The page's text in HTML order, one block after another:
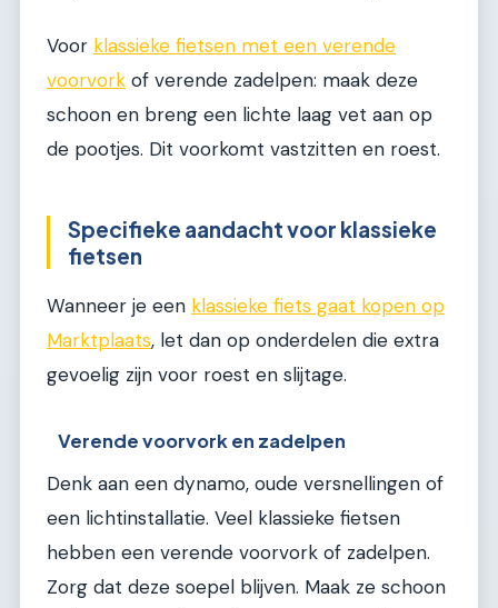
Voor klassieke fietsen met een verende
voorvork of verende zadelpen: maak deze
schoon en breng een lichte laag vet aan op
de pootjes. Dit voorkomt vastzitten en roest.
Specifieke aandacht voor klassieke
fietsen
Wanneer je een klassieke fiets gaat kopen op
Marktplaats, let dan op onderdelen die extra
gevoelig zijn voor roest en slijtage.
Verende voorvork en zadelpen
Denk aan een dynamo, oude versnellingen of
een lichtinstallatie. Veel klassieke fietsen
hebben een verende voorvork of zadelpen.
Zorg dat deze soepel blijven. Maak ze schoon